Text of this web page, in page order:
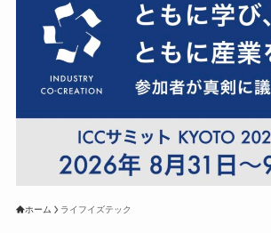
ホーム ライフイズテック